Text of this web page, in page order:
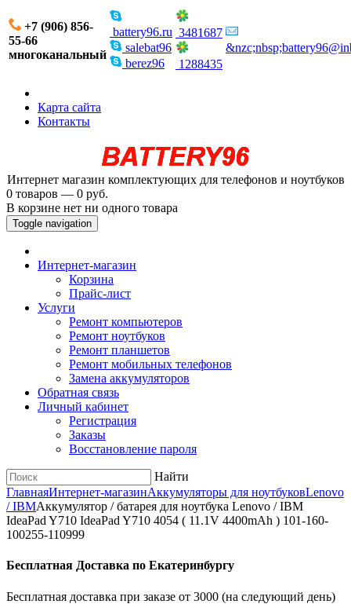
+7 (906) 856-
55-66
многоканальный
battery96.ru
salebat96
berez96
3481687
1288435
Карта сайта
Контакты
Интернет магазин комплектующих для телефонов и ноутбуков
0 товаров — 0 руб.
В корзине нет ни одного товара
Toggle navigation
Интернет-магазин
Корзина
Прайс-лист
Услуги
Ремонт компьютеров
Ремонт ноутбуков
Ремонт планшетов
Ремонт мобильных телефонов
Замена аккумуляторов
Обратная связь
Личный кабинет
Регистрация
Заказы
Восстановление пароля
Найти
ГлавнаяИнтернет-магазинАккумуляторы для ноутбуковLenovo
/ IBMАккумулятор / батарея для ноутбука Lenovo / IBM
IdeaPad Y710 IdeaPad Y710 4054 ( 11.1V 4400mAh ) 101-160-
100255-110999
Бесплатная Доставка по Екатеринбургу
Бесплатная доставка при заказе от 3000 (на следующий день)